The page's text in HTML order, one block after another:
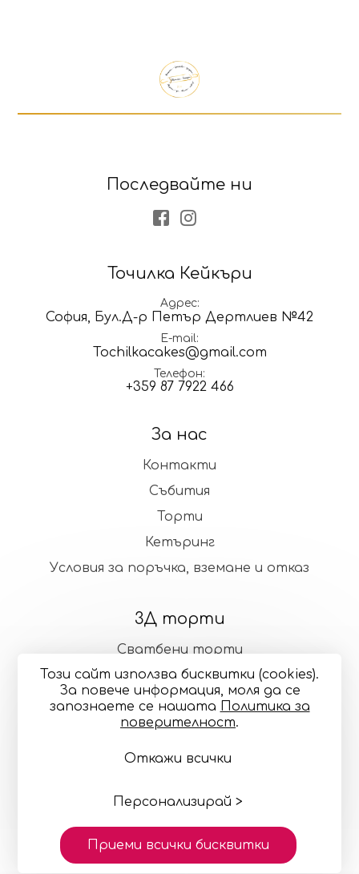
За нас
Контакти
Събития
Торти
Кетъринг
Условия за поръчка, вземане и отказ
3Д торти
Сватбени торти
Стандартни торти
Точилка Кейкъри
Адрес
София, Бул.Д-р Петър Дертлиев №42
E-mail
Tochilkacakes@gmail.com
Телефон
+359 87 7922 466
Последвайте ни
Facebook
правото на малки корекции в декорацията и
цветовете
Онлайн разрешаване на спорове
Изработка на сайт върху Creativiso® Xpress™
(v1.50.18)
* 1 EUR = 1.95583 BGN
Този сайт използва бисквитки (cookies).
За повече информация, моля да се
запознаете се нашaтa Политика за
поверителност.
Откажи всички
Персонализирай >
Приеми всички бисквитки